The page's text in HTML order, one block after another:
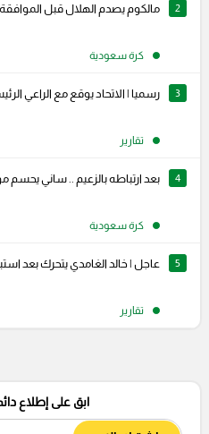
2 مالكوم يصدم الهلال قبل
كرة سعودية
3 رسميا | الاتحاد يوقع مع الراعي
تقارير
4 بعد ارتباطه بالزعيم .. ساني
كرة سعودية
5 عاجل | خالد الغامدي يتحرك بعد
تقارير
ابق على إطلاع